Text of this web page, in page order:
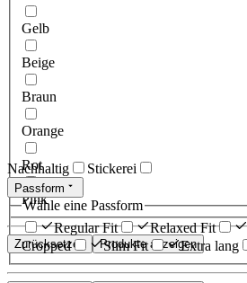
Gelb
Beige
Braun
Orange
Rot
Pink
Zurücksetzen Produkte anzeigen
Nachhaltig Stickerei
Passform
Wähle eine Passform
Regular Fit
Relaxed Fit
Cropped
Slim Fit Extra lang